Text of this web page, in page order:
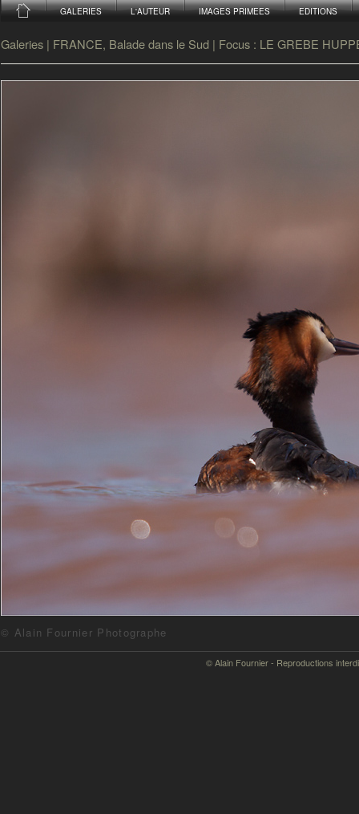
GALERIES L'AUTEUR IMAGES PRIMEES EDITIONS
Galeries | FRANCE, Balade dans le Sud | Focus : LE GREBE
© Alain Fournier Photographe
© Alain Fournier - Reproductions